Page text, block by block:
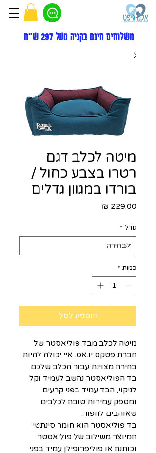
משלוחים חינם בקניה מעל 297 ש"ח
מיטה לכלב דגם
רטרו בצבע כחול /
בורדו במגוון גדלים
גודל *
כמות *
הוספה לסל
מיטה לכלב מבד פוליאסטר של
חברת פטקס יו.אס. איי יכולה להיות
בחירה מצוינת עבור הכלב שלכם
בד הפוליאסטר נחשב לעמיד וקל
לניקוי, הבד עמיד בפני קרעים
ומספק עמידות טובה לכלבים
שאוהבים לחפור.
בד פוליאסטר הוא חומר סינתטי
המיוצר משילוב של פוליאסטר
וכותנה או פוליפרופילן עמיד בפני